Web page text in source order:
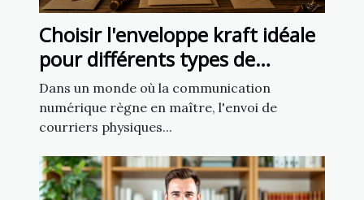
Choisir l'enveloppe kraft idéale
pour différents types de
courriers
Dans un monde où la communication
numérique règne en maître, l'envoi de
courriers physiques...